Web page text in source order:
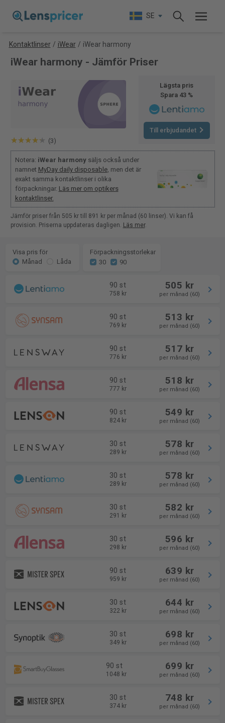
SE
Kontaktlinser / iWear / iWear harmony
iWear harmony - Jämför Priser
(3)
Lägsta pris
Spara 43 %
Till erbjudandet
Notera: iWear harmonysäljs också under
namnet MyDay daily disposable, men det är
exakt samma kontaktlinser i olika
förpackningar. Läs mer om optikers
kontaktlinser.
Jämför priser från 505 kr till 891 kr per månad (60 linser). Vi kan få
provision. Priserna uppdateras dagligen. Läs mer.
Visa pris för
Månad
Låda
Förpackningsstorlekar
30
90
90 st
758 kr
505 kr
per månad (60)
90 st
769 kr
513 kr
per månad (60)
90 st
776 kr
517 kr
per månad (60)
90 st
777 kr
518 kr
per månad (60)
90 st
824 kr
549 kr
per månad (60)
30 st
289 kr
578 kr
per månad (60)
30 st
289 kr
578 kr
per månad (60)
30 st
291 kr
582 kr
per månad (60)
30 st
298 kr
596 kr
per månad (60)
90 st
959 kr
639 kr
per månad (60)
30 st
322 kr
644 kr
per månad (60)
30 st
349 kr
698 kr
per månad (60)
90 st
1048 kr
699 kr
per månad (60)
30 st
374 kr
748 kr
per månad (60)